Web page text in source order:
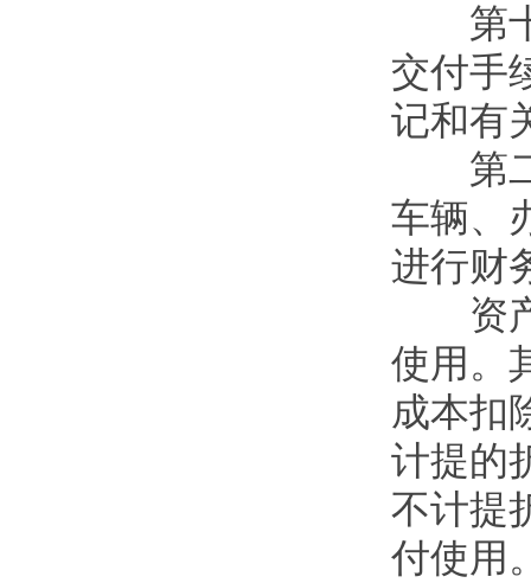
第十
交付手
记和有
第二
车辆、
进行财
资产
使用。
成本扣
计提的
不计提
付使用